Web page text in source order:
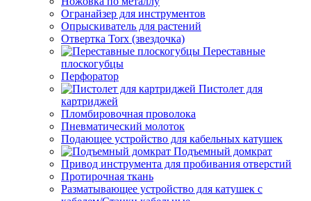
Огранайзер для инструментов
Опрыскиватель для растений
Отвертка Torx (звездочка)
Переставные
плоскогубцы
Перфоратор
Пистолет для
картриджей
Пломбировочная проволока
Пневматический молоток
Подающее устройство для кабельных катушек
Подъемный домкрат
Привод инструмента для пробивания отверстий
Протирочная ткань
Разматывающее устройство для катушек с